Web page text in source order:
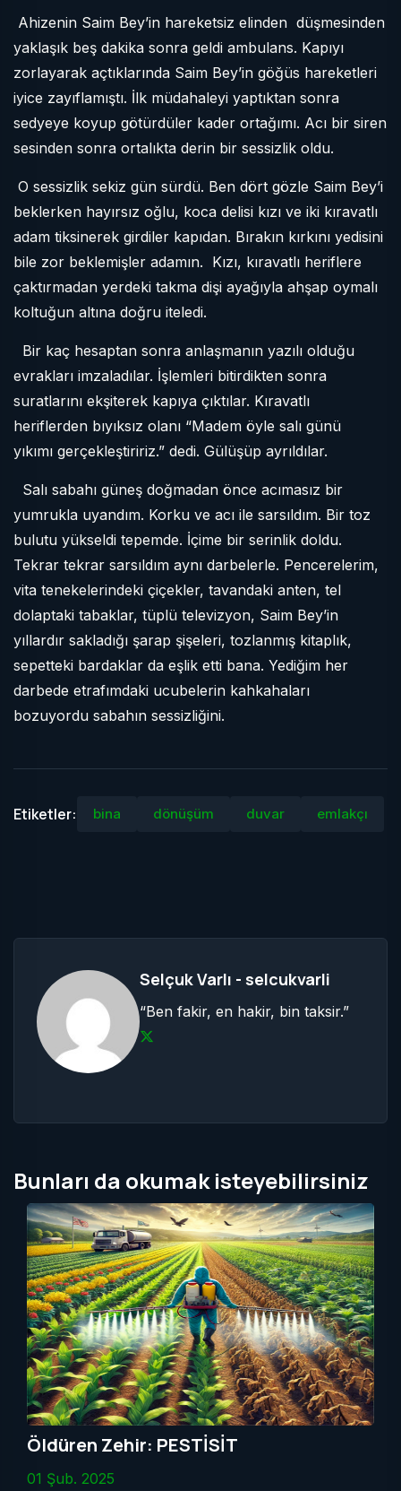
Ahizenin Saim Bey’in hareketsiz elinden düşmesinden
yaklaşık beş dakika sonra geldi ambulans. Kapıyı
zorlayarak açtıklarında Saim Bey’in göğüs hareketleri
iyice zayıflamıştı. İlk müdahaleyi yaptıktan sonra
sedyeye koyup götürdüler kader ortağımı. Acı bir siren
sesinden sonra ortalıkta derin bir sessizlik oldu.
O sessizlik sekiz gün sürdü. Ben dört gözle Saim Bey’i
beklerken hayırsız oğlu, koca delisi kızı ve iki kıravatlı
adam tiksinerek girdiler kapıdan. Bırakın kırkını yedisini
bile zor beklemişler adamın. Kızı, kıravatlı heriflere
çaktırmadan yerdeki takma dişi ayağıyla ahşap oymalı
koltuğun altına doğru iteledi.
Bir kaç hesaptan sonra anlaşmanın yazılı olduğu
evrakları imzaladılar. İşlemleri bitirdikten sonra
suratlarını ekşiterek kapıya çıktılar. Kıravatlı
heriflerden bıyıksız olanı “Madem öyle salı günü
yıkımı gerçekleştiririz.” dedi. Gülüşüp ayrıldılar.
Salı sabahı güneş doğmadan önce acımasız bir
yumrukla uyandım. Korku ve acı ile sarsıldım. Bir toz
bulutu yükseldi tepemde. İçime bir serinlik doldu.
Tekrar tekrar sarsıldım aynı darbelerle. Pencerelerim,
vita tenekelerindeki çiçekler, tavandaki anten, tel
dolaptaki tabaklar, tüplü televizyon, Saim Bey’in
yıllardır sakladığı şarap şişeleri, tozlanmış kitaplık,
sepetteki bardaklar da eşlik etti bana. Yediğim her
darbede etrafımdaki ucubelerin kahkahaları
bozuyordu sabahın sessizliğini.
Etiketler: bina dönüşüm duvar emlakçı
Selçuk Varlı - selcukvarli
“Ben fakir, en hakir, bin taksir.”
Bunları da okumak isteyebilirsiniz
Öldüren Zehir: PESTİSİT
01 Şub. 2025